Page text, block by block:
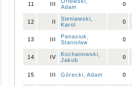
11 III
Adam
0
12 II
Sieniawski,
Karol
0
13 III
Panasiuk,
Stanisław
0
14 IV
Kochanowski,
Jakub
0
15 III Górecki, Adam 0